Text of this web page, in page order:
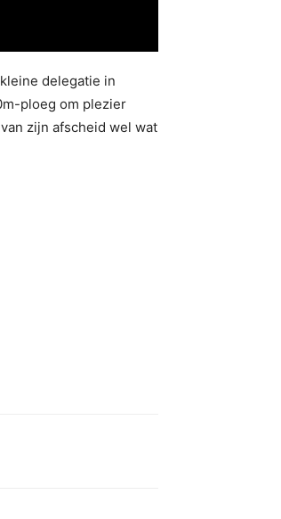
delegatie in
ploeg om plezier
zijn afscheid wel wat